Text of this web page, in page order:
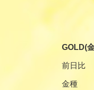
GOLD(
前日比
金種